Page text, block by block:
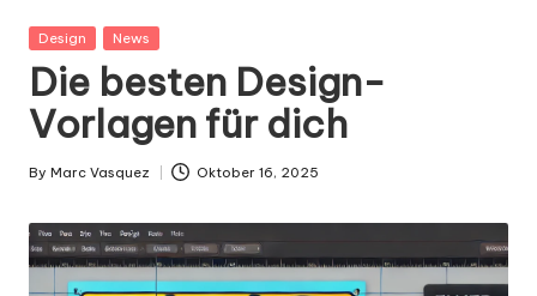
s
i
g
n
.
d
e
Posted
Design News
Die besten Design-
Vorlagen für dich
Posted
By Marc Vasquez Oktober 16, 2025